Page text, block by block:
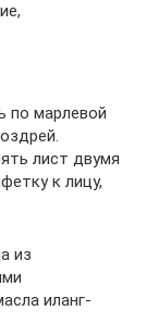
по марлевой
лист двумя
к лицу,
из
иланг-